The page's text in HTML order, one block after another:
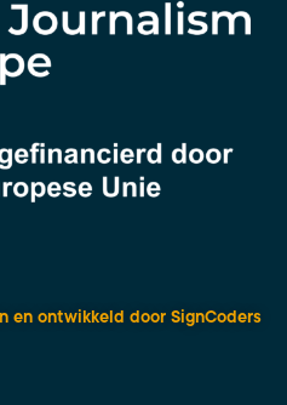
en ontwikkeld door SignCoders